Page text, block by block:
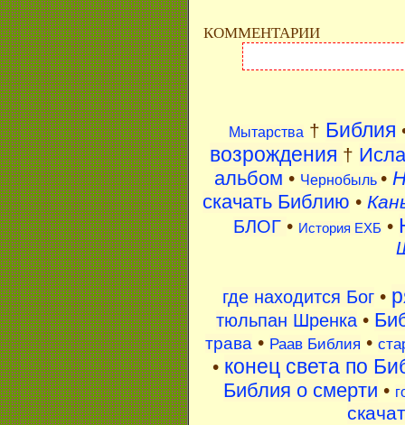
КОММЕНТАРИИ
Мытарства † Библия
возрождения †
альбом • Чернобыль •
скачать Библию •
БЛОГ • История ЕХБ •
где находится Бог•
тюльпан Шренка•
трава • Раав Библия •
• конец света по
Библия о смерти •